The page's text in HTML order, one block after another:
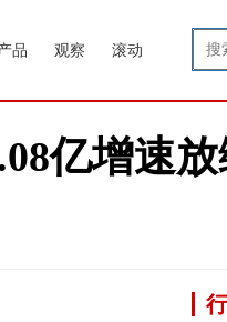
品 观察 滚动
亿增速